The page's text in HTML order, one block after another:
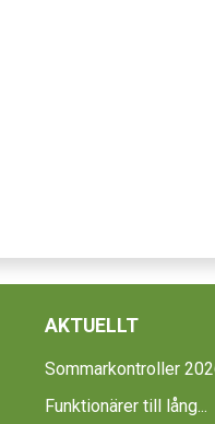
AKTUELLT
Sommarkontroller
Funktionärer till lång...